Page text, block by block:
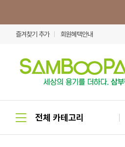
즐겨찾기 추가 회원혜택안내